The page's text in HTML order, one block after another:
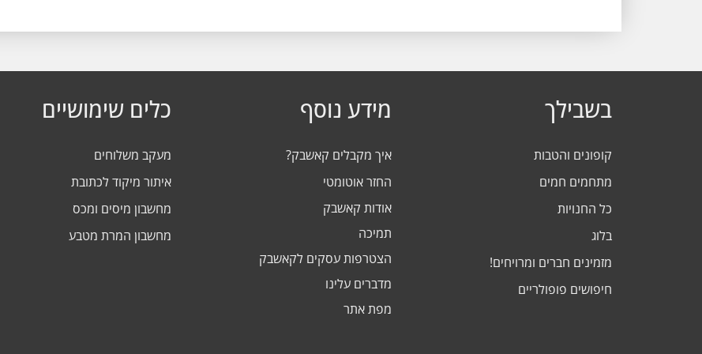
בשבילך
קופונים והטבות
מתחמים חמים
כל החנויות
בלוג
מזמינים חברים ומרויחים!
חיפושים פופולריים
מידע נוסף
איך מקבלים קאשבק?
החזר אוטומטי
אודות קאשבק
תמיכה
הצטרפות עסקים לקאשבק
מדברים עלינו
מפת אתר
כלים שימושיים
מעקב משלוחים
איתור מיקוד לכתובת
מחשבון מיסים ומכס
מחשבון המרת מטבע